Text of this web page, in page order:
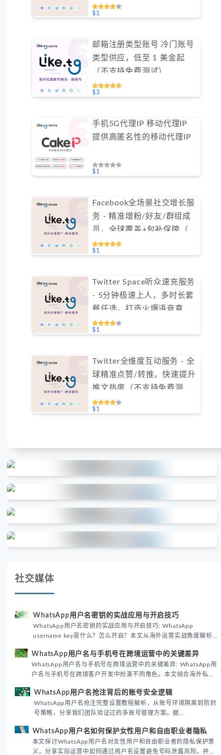
障（不支持免费测试）
$1
邮箱注册类型账号 冷门账号
类型供应，低至 1 美金起
（不支持免费测试）
$3
手机5G代理IP 移动代理IP
提供高匿名性的移动代理IP
$1
Facebook全场景社交增长服
务 - 精准增粉/好友/群组成
员，全球覆盖+包补保障（不
支持免费测试）
$1
Twitter Space听众速充服务
- 5分钟极速上人，多时长套
餐任选，打造火爆语音直播
间（不支持免费测试）
$1
Twitter全维度互动服务 - 全
球精准点赞/转推，快速提升
推文热度（不支持免费测
试）
$1
社交媒体
WhatsApp用户名密钥的实战应用与开启技巧
WhatsApp用户名密钥的实战应用与开启技巧: WhatsApp
username key是什么？怎么开启？本文从海外运营实战角度解析
境团队高效触达目标客户。
WhatsApp用户名与手机号在跨境运营中的关键差异
WhatsApp用户名与手机号在跨境运营中的关键差异: WhatsApp用
户名与手机号在跨境客户开发中扮演不同角色。本文结合海外私域
际差异，帮助团队优化WhatsApp营销策略。
WhatsApp用户名抢注背后的账号安全逻辑
WhatsApp用户名抢注完整设置教程解析，从账号环境隔离到防封
号策略，分享我们团队验证过的多账号管理方案。据
性直接影响转化率。
WhatsApp用户名如何保护女性用户和自由职业者隐私
本文探讨WhatsApp用户名对女性用户和自由职业者的隐私保护意
义，分享实际运营中如何通过用户名设置避免号码泄露风险，并提